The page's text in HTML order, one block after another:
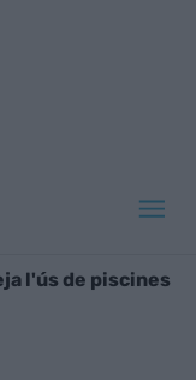
l'ús de piscines